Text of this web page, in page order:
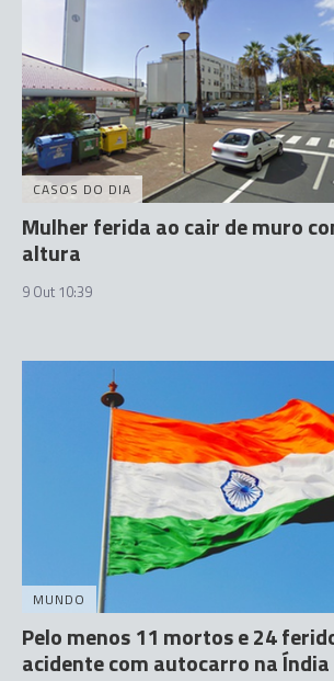
CASOS DO DIA
Mulher ferida ao cair de muro
altura
9 Out 10:39
MUNDO
Pelo menos 11 mortos e 24
acidente com autocarro na Índia